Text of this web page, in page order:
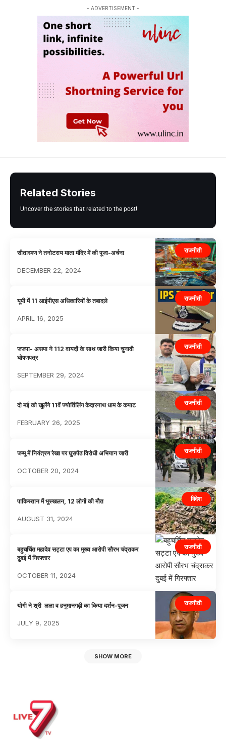
- ADVERTISEMENT -
Related Stories
Uncover the stories that related to the post!
राजनीती
सीतारमण ने तनोटराय माता मंदिर में की पूजा-अर्चना
DECEMBER 22, 2024
राजनीती
यूपी में 11 आईपीएस अधिकारियों के तबादले
APRIL 16, 2025
राजनीती
जजपा- असपा ने 112 वायदों के साथ जारी किया चुनावी
घोषणपत्र
SEPTEMBER 29, 2024
राजनीती
दो मई को खुलेंगे 11वें ज्योर्तिलिंग केदारनाथ धाम के कपाट
FEBRUARY 26, 2025
राजनीती
जम्मू में नियंत्रण रेखा पर घुसपैठ विरोधी अभियान जारी
OCTOBER 20, 2024
विदेश
पाकिस्तान में भूस्खलन, 12 लोगों की मौत
AUGUST 31, 2024
राजनीती
बहुचर्चित महादेव सट्टा एप का मुख्य आरोपी सौरभ चंद्राकर
दुबई में गिरफ्तार
OCTOBER 11, 2024
राजनीती
योगी ने श्री लला व हनुमानगढ़ी का किया दर्शन-पूजन
JULY 9, 2025
SHOW MORE